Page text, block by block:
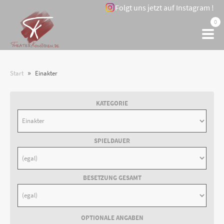
Folgt uns jetzt auf Instagram !
0
Start » Einakter
KATEGORIE
SPIELDAUER
BESETZUNG GESAMT
OPTIONALE ANGABEN